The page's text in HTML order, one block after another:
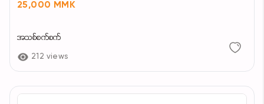
25,000 MMK
အသစ်စက်စက်
212 views